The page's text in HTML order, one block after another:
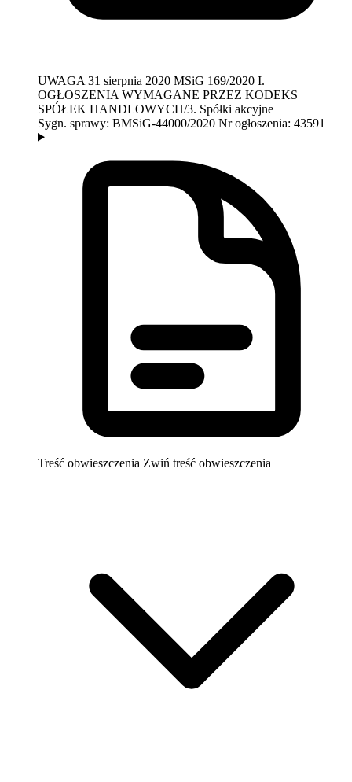
UWAGA 31 sierpnia 2020 MSiG 169/2020 I.
OGŁOSZENIA WYMAGANE PRZEZ KODEKS
SPÓŁEK HANDLOWYCH/3. Spółki akcyjne
Sygn. sprawy: BMSiG-44000/2020 Nr ogłoszenia: 43591
Treść obwieszczenia Zwiń treść obwieszczenia